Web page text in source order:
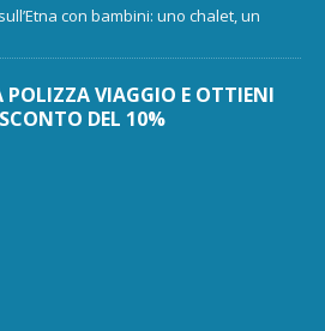
con bambini: uno chalet, un
VIAGGIO E OTTIENI
DEL 10%